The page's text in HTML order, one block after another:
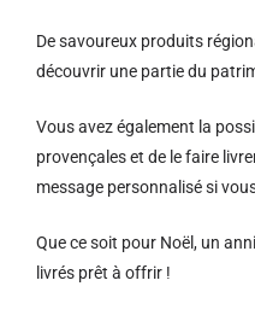
De savoureux produits
découvrir une partie du
Vous avez également la
provençales et de le faire
message personnalisé si
Que ce soit pour Noël, un
livrés prêt à offrir !